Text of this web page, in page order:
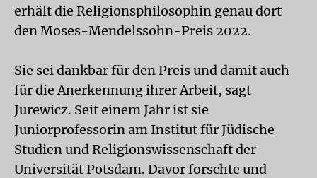
erhält die Religionsphilosophin genau dort
den Moses-Mendelssohn-Preis 2022.
Sie sei dankbar für den Preis und damit auch
für die Anerkennung ihrer Arbeit, sagt
Jurewicz. Seit einem Jahr ist sie
Juniorprofessorin am Institut für Jüdische
Studien und Religionswissenschaft der
Universität Potsdam. Davor forschte und